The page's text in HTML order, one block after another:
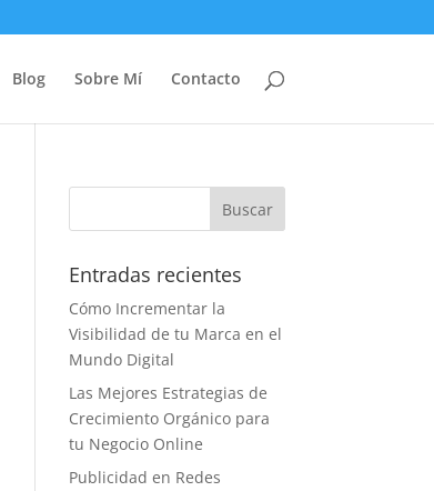
Blog Sobre Mí Contacto
Entradas recientes
Cómo Incrementar la
Visibilidad de tu Marca en el
Mundo Digital
Las Mejores Estrategias de
Crecimiento Orgánico para
tu Negocio Online
Publicidad en Redes